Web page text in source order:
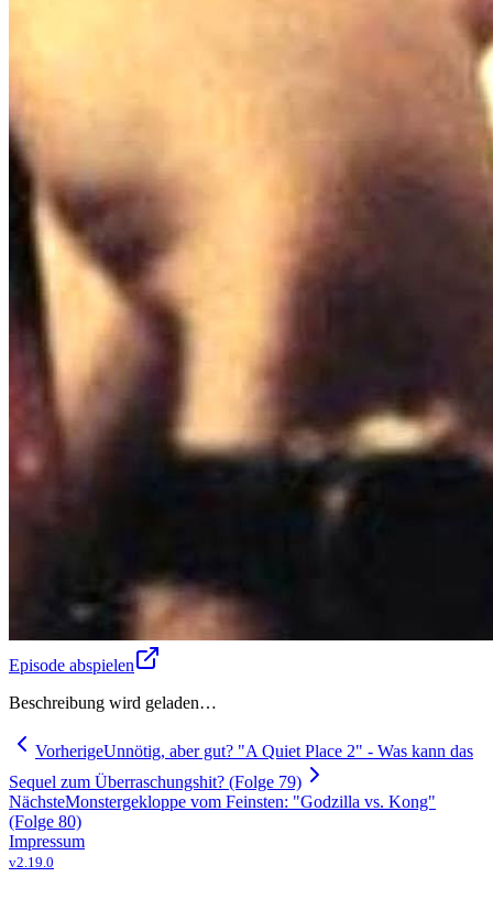
Episode abspielen
Beschreibung wird geladen…
VorherigeUnnötig, aber gut? "A Quiet Place 2" - Was kann das
Sequel zum Überraschungshit? (Folge 79)
NächsteMonstergekloppe vom Feinsten: "Godzilla vs. Kong"
(Folge 80)
Impressum
v2.19.0